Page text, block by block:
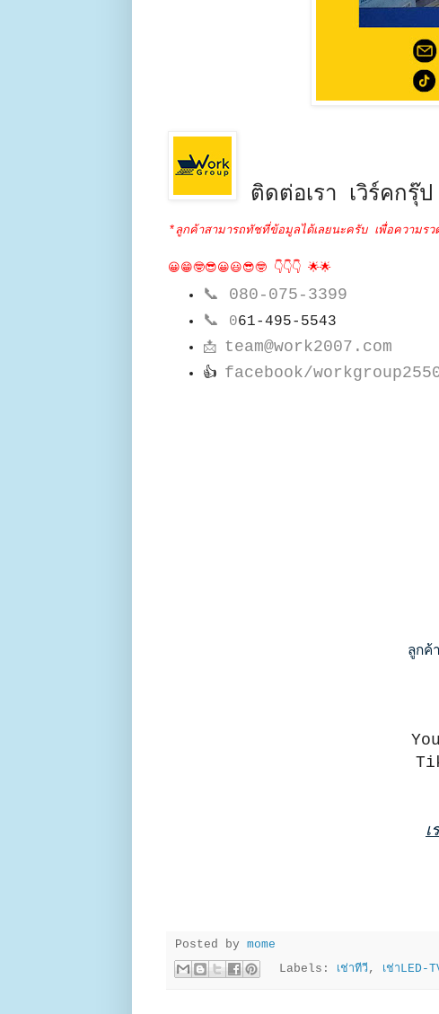
ติดต่อเรา เวิร์คกรุ๊ป
*ลูกค้าสามารถทัชที่ข้อมูลได้เลยนะครับ เพื่อความรว
😀😁🤓😎😀😃😎🤓 👇👇👇 🌟🌟
📞 080-075-3399
📞
061-495-5543
📩 team@work2007.com
👍 facebook/
ลูกค้
Posted by mome
Labels:
เช่าทีวี, เช่าLED-